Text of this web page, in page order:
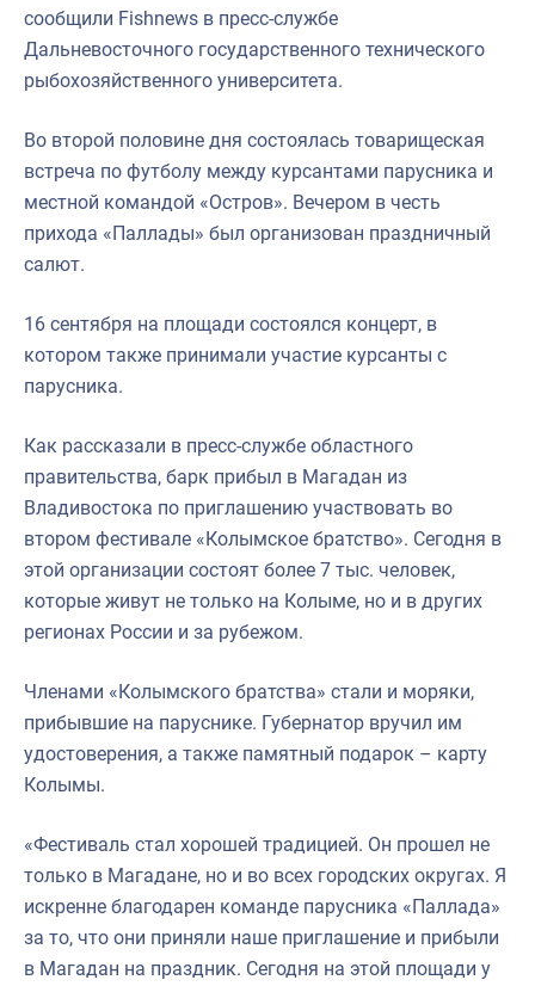
сообщили Fishnews в пресс-службе
Дальневосточного государственного технического
рыбохозяйственного университета.
Во второй половине дня состоялась товарищеская
встреча по футболу между курсантами парусника и
местной командой «Остров». Вечером в честь
прихода «Паллады» был организован праздничный
салют.
16 сентября на площади состоялся концерт, в
котором также принимали участие курсанты с
парусника.
Как рассказали в пресс-службе областного
правительства, барк прибыл в Магадан из
Владивостока по приглашению участвовать во
втором фестивале «Колымское братство». Сегодня в
этой организации состоят более 7 тыс. человек,
которые живут не только на Колыме, но и в других
регионах России и за рубежом.
Членами «Колымского братства» стали и моряки,
прибывшие на паруснике. Губернатор вручил им
удостоверения, а также памятный подарок – карту
Колымы.
«Фестиваль стал хорошей традицией. Он прошел не
только в Магадане, но и во всех городских округах. Я
искренне благодарен команде парусника «Паллада»
за то, что они приняли наше приглашение и прибыли
в Магадан на праздник. Сегодня на этой площади у